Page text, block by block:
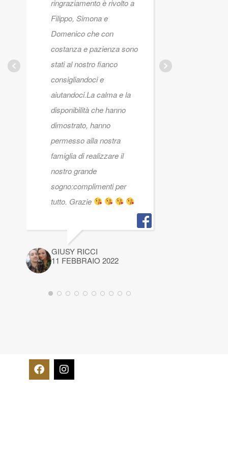
ringraziamento è rivolto a
Filippo, Simona e
Domenico che con
costanza e pazienza sono
stati al nostro fianco
consigliandoci e
aiutandoci.La calma e la
disponibilità che hanno
dimostrato, hanno
permesso alla nostra
famiglia di realizzare il
nostro grande
sogno:complimenti per
tutto. Grazie
GIUSY RICCI
11 FEBBRAIO 2022